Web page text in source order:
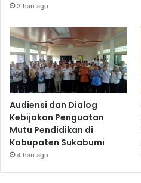
3 hari ago
Audiensi dan Dialog
Kebijakan Penguatan
Mutu Pendidikan di
Kabupaten Sukabumi
4 hari ago